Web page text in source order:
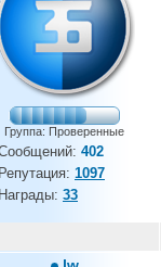
Группа: Проверенные
402
Репутация: 1097
Награды: 33